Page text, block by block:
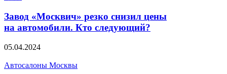
Завод «Москвич» резко снизил цены
на автомобили. Кто следующий?
05.04.2024
Автосалоны Москвы